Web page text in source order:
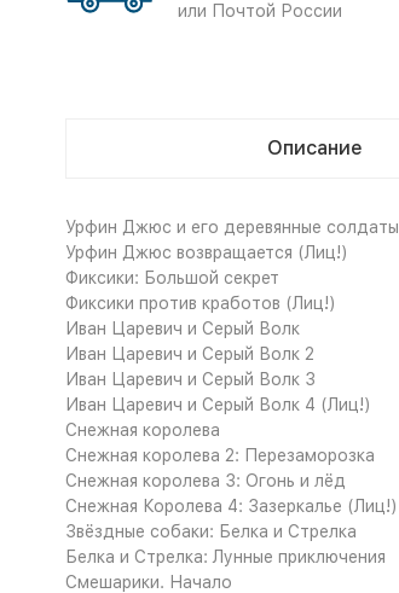
или Почтой России
Описание
Урфин Джюс и его деревянные солдаты
Урфин Джюс возвращается (Лиц!)
Фиксики: Большой секрет
Фиксики против кработов (Лиц!)
Иван Царевич и Серый Волк
Иван Царевич и Серый Волк 2
Иван Царевич и Серый Волк 3
Иван Царевич и Серый Волк 4 (Лиц!)
Снежная королева
Снежная королева 2: Перезаморозка
Снежная королева 3: Огонь и лёд
Снежная Королева 4: Зазеркалье (Лиц!)
Звёздные собаки: Белка и Стрелка
Белка и Стрелка: Лунные приключения
Смешарики. Начало